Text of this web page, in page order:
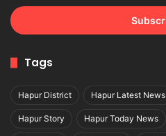
Email
address
Tags
Hapur District Hapur Latest News
Hapur Story Hapur Today News